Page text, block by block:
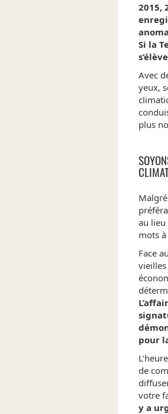
2015,
Si la
Avec
yeux,
plus
au
mots à
Face
pour
de
votre
y a